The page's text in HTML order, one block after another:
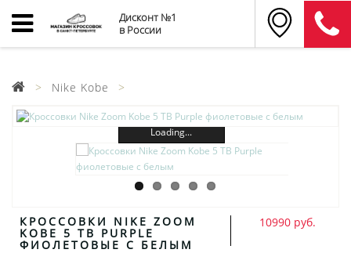
Дисконт №1
в России
Nike Kobe
Loading...
КРОССОВКИ NIKE ZOOM
KOBE 5 TB PURPLE
ФИОЛЕТОВЫЕ С БЕЛЫМ
10990 руб.